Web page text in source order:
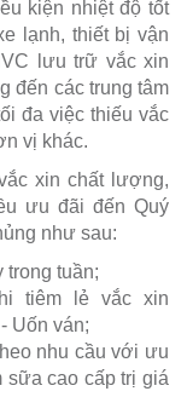
kiện nhiệt độ tốt
lạnh, thiết bị vận
lưu trữ vắc xin
đến các trung tâm
đa việc thiếu vắc
vị khác.
xin chất lượng,
ưu đãi đến Quý
như sau:
trong tuần;
tiêm lẻ vắc xin
Uốn ván;
nhu cầu với ưu
sữa cao cấp trị giá